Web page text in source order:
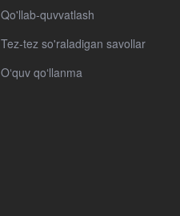
Qo'llab-quvvatlash
Tez-tez so'raladigan savollar
Oʻquv qoʻllanma